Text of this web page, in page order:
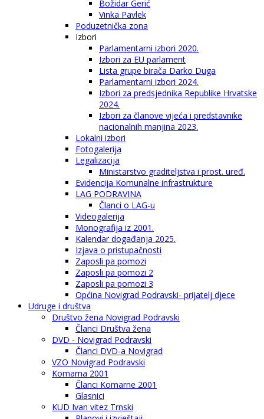
Božidar Gerić
Vinka Pavlek
Poduzetnička zona
Izbori
Parlamentarni izbori 2020.
Izbori za EU parlament
Lista grupe birača Darko Duga
Parlamentarni izbori 2024.
Izbori za predsjednika Republike Hrvatske
2024.
Izbori za članove vijeća i predstavnike
nacionalnih manjina 2023.
Lokalni izbori
Fotogalerija
Legalizacija
Ministarstvo graditeljstva i prost. uređ.
Evidencija Komunalne infrastrukture
LAG PODRAVINA
Članci o LAG-u
Videogalerija
Monografija iz 2001.
Kalendar događanja 2025.
Izjava o pristupačnosti
Zaposli pa pomozi
Zaposli pa pomozi 2
Zaposli pa pomozi 3
Općina Novigrad Podravski- prijatelj djece
Udruge i društva
Društvo žena Novigrad Podravski
Članci Društva žena
DVD - Novigrad Podravski
Članci DVD-a Novigrad
VZO Novigrad Podravski
Komarna 2001
Članci Komarne 2001
Glasnici
KUD Ivan vitez Trnski